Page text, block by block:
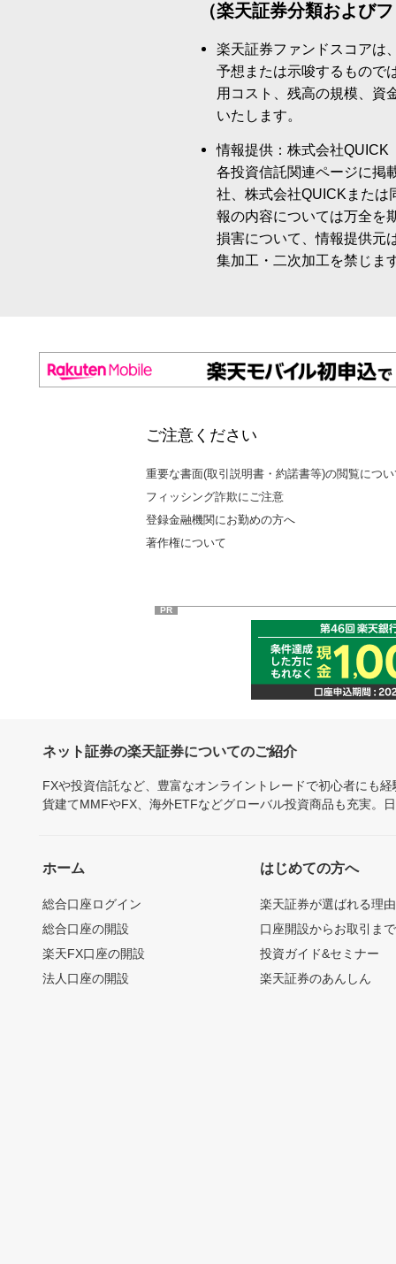
（楽天証券分類および
楽天証券ファンドスコアは
予想または示唆するもので
用コスト、残高の規模、資
いたします。
情報提供：株式会社QUICK
各投資信託関連ページに掲
社、株式会社QUICKまたは
報の内容については万全を
損害について、情報提供元
集加工・二次加工を禁じま
ご注意ください
重要な書面(取引説明書・約諾書等)の閲覧につ
フィッシング詐欺にご注意
登録金融機関にお勤めの方へ
著作権について
PR
ネット証券の楽天証券についてのご紹介
FXや投資信託など、豊富なオンライントレードで初心者にも
貨建てMMFやFX、海外ETFなどグローバル投資商品も充実。
ホーム
総合口座ログイン
総合口座の開設
楽天FX口座の開設
法人口座の開設
はじめての方へ
楽天証券が選ばれる理由
口座開設からお取引ま
投資ガイド&セミナー
楽天証券のあんしん